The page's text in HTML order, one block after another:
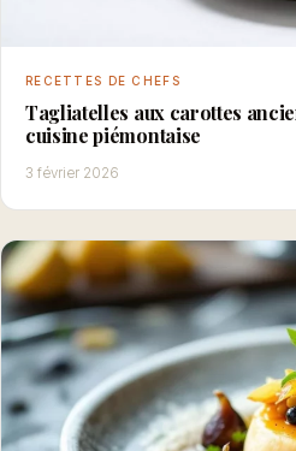
RECETTES DE CHEFS
Tagliatelles aux carottes
cuisine piémontaise
3 février 2026